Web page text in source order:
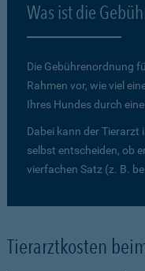
Was ist die
Die Gebührenordnung
Rahmen vor, wie viel
Ihres Hundes durch
Dabei kann der Tierarzt
selbst entscheiden, ob
vierfachen Satz (z. B.
Tierarztkosten